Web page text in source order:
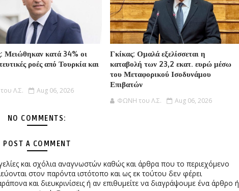
Μειώθηκαν κατά 34% οι
ροές από Τουρκία και
Λ.Σ. Aug 06, 2026
Γκίκας: Ομαλά εξελίσσεται η
καταβολή των 23,2 εκατ. ευρώ μέσω
του Μεταφορικού Ισοδυνάμου
Επιβατών
ΦΩΝΗ του Λ.Σ. Aug 06, 2026
NO COMMENTS:
POST A COMMENT
και σχόλια αναγνωστών καθώς και άρθρα που το περιεχόμενο
στον παρόντα ιστότοπο και ως εκ τούτου δεν φέρει
και διευκρινίσεις ή αν επιθυμείτε να διαγράψουμε ένα άρθρο ή